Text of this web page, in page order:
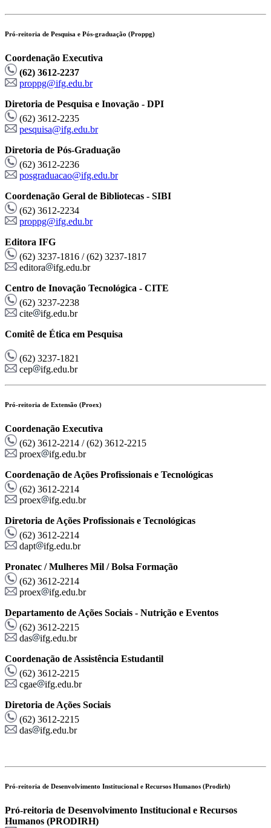
Pró-reitoria de Pesquisa e Pós-graduação (Proppg)
Coordenação Executiva
(62) 3612-2237
proppg@ifg.edu.br
Diretoria de Pesquisa e Inovação - DPI
(62) 3612-2235
pesquisa@ifg.edu.br
Diretoria de Pós-Graduação
(62) 3612-2236
posgraduacao@ifg.edu.br
Coordenação Geral de Bibliotecas - SIBI
(62) 3612-2234
proppg@ifg.edu.br
Editora IFG
(62) 3237-1816 / (62) 3237-1817
editora
ifg.edu.br
Centro de Inovação Tecnológica - CITE
(62) 3237-2238
cite
ifg.edu.br
Comitê de Ética em Pesquisa
(62) 3237-1821
cep
ifg.edu.br
Pró-reitoria de Extensão (Proex)
Coordenação Executiva
(62) 3612-2214 / (62) 3612-2215
proex
ifg.edu.br
Coordenação de Ações Profissionais e Tecnológicas
(62) 3612-2214
proex
ifg.edu.br
Diretoria de Ações Profissionais e Tecnológicas
(62) 3612-2214
dapt
ifg.edu.br
Pronatec / Mulheres Mil / Bolsa Formação
(62) 3612-2214
proex
ifg.edu.br
Departamento de Ações Sociais - Nutrição e Eventos
(62) 3612-2215
das
ifg.edu.br
Coordenação de Assistência Estudantil
(62) 3612-2215
cgae
ifg.edu.br
Diretoria de Ações Sociais
(62) 3612-2215
das
ifg.edu.br
Pró-reitoria de Desenvolvimento Institucional e Recursos Humanos (Prodirh)
Pró-reitoria de Desenvolvimento Institucional e Recursos
Humanos (PRODIRH)